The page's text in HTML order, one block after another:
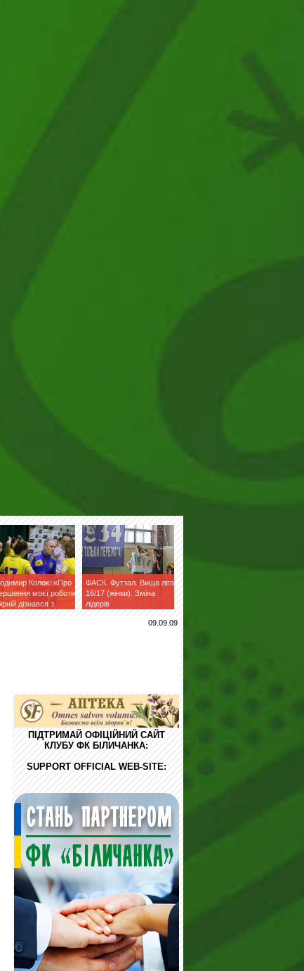
Колок: «Про
моєї роботи
дізнався з
ФАСК. Футзал. Вища ліга
16/17 (жінки). Зміна
лідерів
09.09.09
ПІДТРИМАЙ ОФІЦІЙНИЙ САЙТ
КЛУБУ ФК БІЛИЧАНКА:
SUPPORT OFFICIAL WEB-SITE: